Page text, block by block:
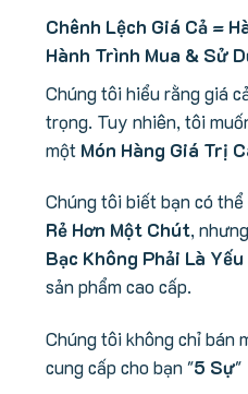
Chênh Lệch Giá Cả =
Hành Trình Mua & Sử
Chúng tôi hiểu rằng giá
trọng. Tuy nhiên, tôi
một Món Hàng Giá Trị
Chúng tôi biết bạn có
Rẻ Hơn Một Chút,
Bạc Không Phải Là
sản phẩm cao cấp.
Chúng tôi không chỉ bán
cung cấp cho bạn "5 Sự"